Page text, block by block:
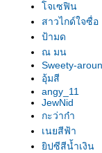
จเซฟิน
สาวไกด์ใจซื่อ
ป้ามด
ณ มน
Sweety-
อุ้มสี
angy_11
JewNid
กะว่าก๋า
เนยสีฟ้า
ิปซีสีน้ำเงิน